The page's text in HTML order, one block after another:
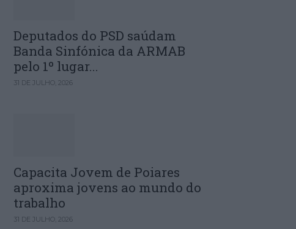
Deputados do PSD saúdam
Banda Sinfónica da ARMAB
pelo 1º lugar...
31 DE JULHO, 2026
Capacita Jovem de Poiares
aproxima jovens ao mundo do
trabalho
31 DE JULHO, 2026